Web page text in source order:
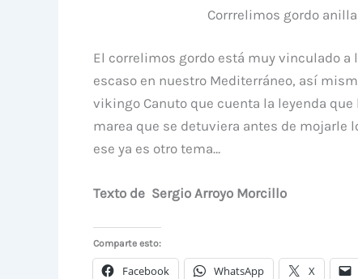
Corrrelimos gordo
El correlimos gordo está muy vinculado
escaso en nuestro Mediterráneo, así
vikingo Canuto que cuenta la leyenda
marea que se detuviera antes de mojarle
ese ya es otro tema…
Texto de Sergio Arroyo Morcillo
Comparte esto:
Facebook WhatsApp X